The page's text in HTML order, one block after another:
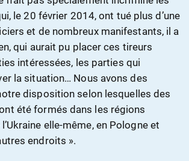
le 20 février 2014, ont tué plus d’une
et de nombreux manifestants, il a
qui aurait pu placer ces tireurs
intéressées, les parties qui
la situation… Nous avons des
disposition selon lesquelles des
été formés dans les régions
elle-même, en Pologne et
endroits ».